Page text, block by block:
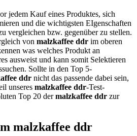
jedem Kauf eines Produktes, sich
und die wichtigsten EIgenschaften
vergleichen bzw. gegenüber zu stellen.
von malzkaffee ddr im oberen
was welches Produkt an
ausweist und kann somit Selektieren
Sollte in den Top 5-
ddr nicht das passende dabei sein,
unseres malzkaffee ddr-Test-
Top 20 dermalzkaffee ddr zur
malzkaffee ddr